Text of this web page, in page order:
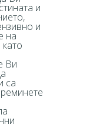
и
и
на
Ви
са